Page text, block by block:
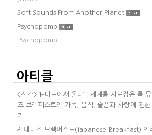
Soft Sounds From Another Planet
Psychopomp
Psychopomp
아티클
<신간> ‘H마트에서 울다’ : 세계를 사로잡은 록
즈 브렉퍼스트의 가족, 음식, 슬픔과 사랑에 관
기
재패니즈 브렉퍼스트(Japanese Breakfast) 인